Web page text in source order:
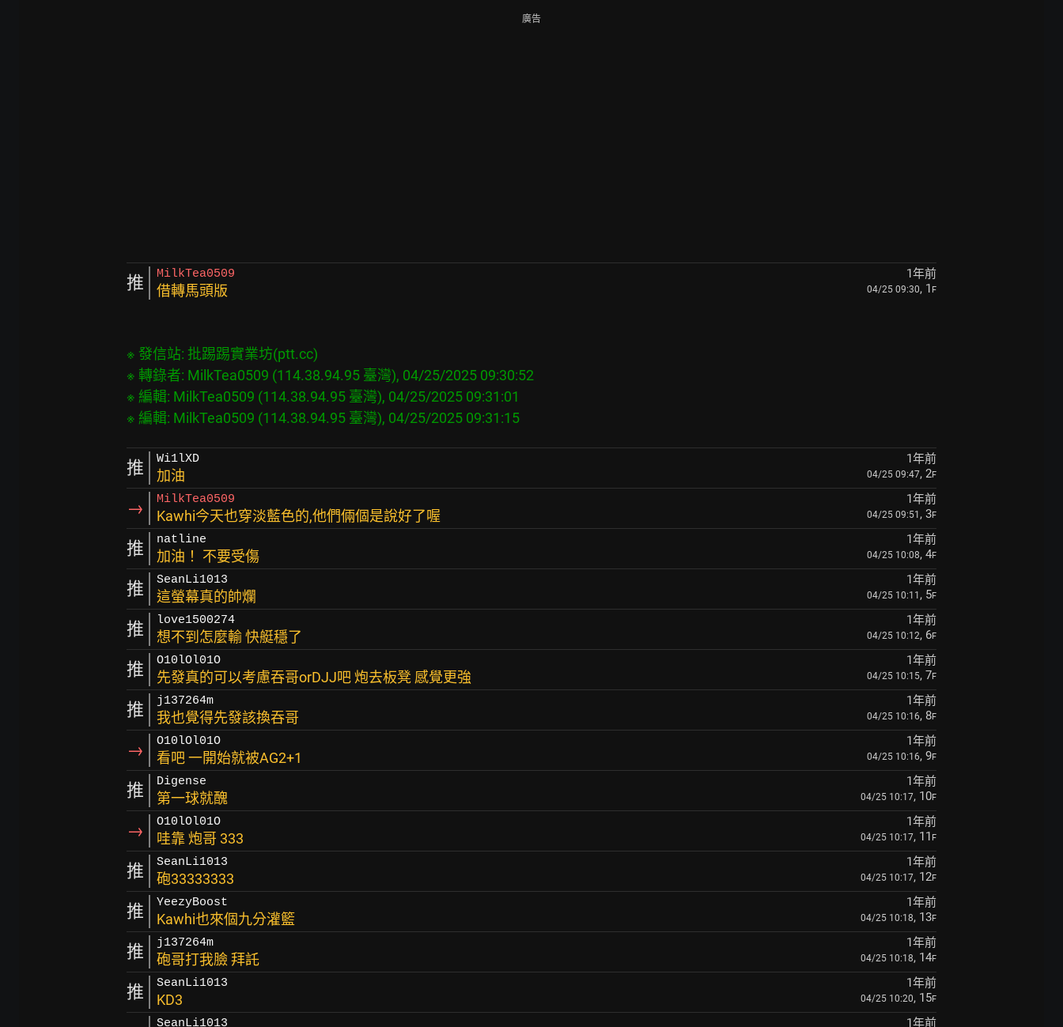
廣告
推 MilkTea0509 1年前
借轉馬頭版 04/25 09:30, 1 F
※ 發信站: 批踢踢實業坊(ptt.cc)
※ 轉錄者: MilkTea0509 (114.38.94.95 臺灣), 04/25/2025 09:30:52
※ 編輯: MilkTea0509 (114.38.94.95 臺灣), 04/25/2025 09:31:01
推 Wi1lXD 1年前
加油 04/25 09:47, 2F
→ MilkTea0509 1年前
Kawhi今天也穿淡藍色的,他們倆個是說好了喔 04/25 09:51 , 3F
推 natline 1年前
加油！ 不要受傷 04/25 10:08, 4F
推 SeanLi1013 1年前
這螢幕真的帥爛 04/25 10:11 , 5F
推 love1500274 1年前
想不到怎麼輸 快艇穩了 04/25 10:12, 6F
推 O10lOl01O 1年前
先發真的可以考慮吞哥orDJJ吧 炮去板凳 感覺更強 04/25 10:15, 7F
推 j137264m 1年前
我也覺得先發該換吞哥 04/25 10:16, 8F
→ O10lOl01O 1年前
看吧 一開始就被AG2+1 04/25 10:16, 9F
推 Digense 1年前
第一球就醜 04/25 10:17, 10F
→ O10lOl01O 1年前
哇靠 炮哥 333 04/25 10:17, 11 F
推 SeanLi1013 1年前
砲33333333 04/25 10:17, 12F
推 YeezyBoost 1年前
Kawhi也來個九分灌籃 04/25 10:18, 13F
推 j137264m 1年前
砲哥打我臉 拜託 04/25 10:18, 14F
推 SeanLi1013 1年前
KD3 04/25 10:20, 15F
SeanLi1013 1年前